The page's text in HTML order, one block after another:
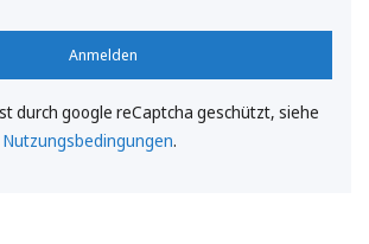
Anmelden
durch google reCaptcha geschützt, siehe
Nutzungsbedingungen.